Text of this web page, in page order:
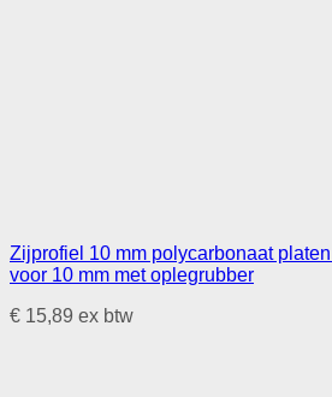
Zijprofiel 10 mm polycarbonaat
voor 10 mm met oplegrubber
€ 15,89 ex btw